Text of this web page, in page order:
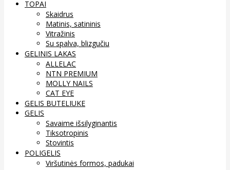
TOPAI
Skaidrus
Matinis, satininis
Vitražinis
Su spalva, blizgučiu
GELINIS LAKAS
ALLELAC
NTN PREMIUM
MOLLY NAILS
CAT EYE
GELIS BUTELIUKE
GELIS
Savaime išsilyginantis
Tiksotropinis
Stovintis
POLIGELIS
Viršutinės formos, padukai